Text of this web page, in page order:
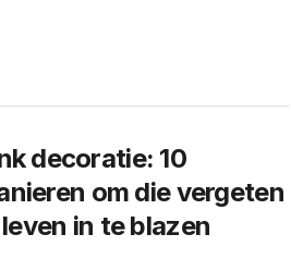
decoratie: 10
om die vergeten
in te blazen